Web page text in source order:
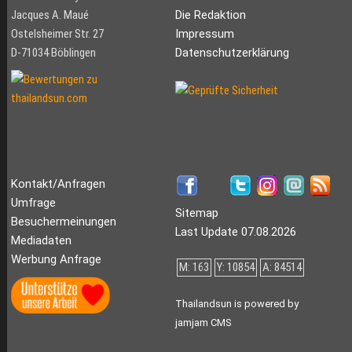
Jacques A. Maué
Ostelsheimer Str. 27
D-71034 Böblingen
Die Redaktion
Impressum
Datenschutzerklärung
Kontakt/Anfragen
Umfrage
Besuchermeinungen
Mediadaten
Werbung Anfrage
Sitemap
Last Update 07.08.2026
M: 163 Y: 10854 A: 84514
Thailandsun is powered by
jamjam CMS